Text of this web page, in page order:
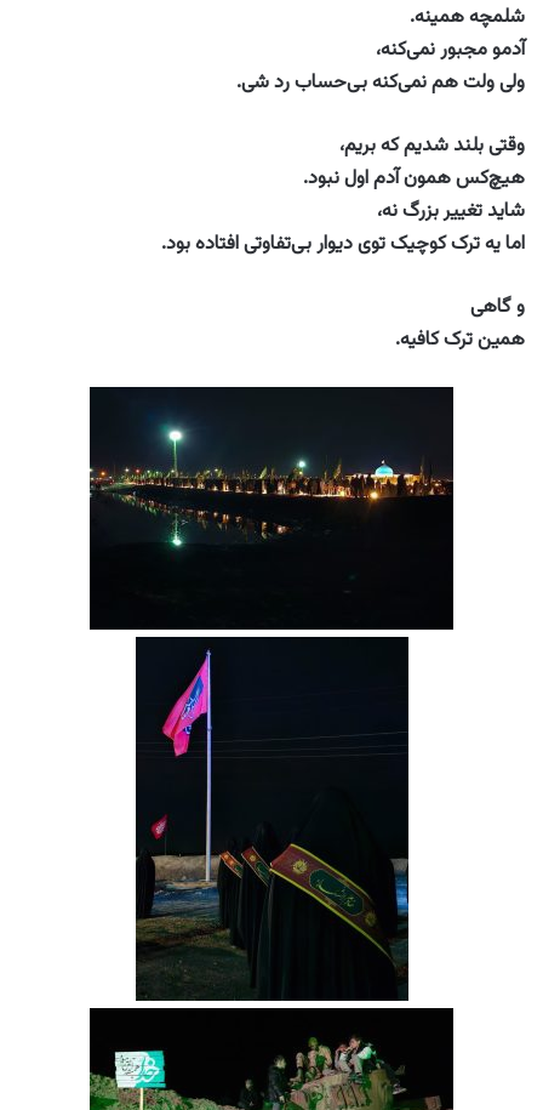
شلمچه همینه.
آدمو مجبور نمی‌کنه،
ولی ولت هم نمی‌کنه بی‌حساب رد شی.
وقتی بلند شدیم که بریم،
هیچ‌کس همون آدم اول نبود.
شاید تغییر بزرگ نه،
اما یه ترک کوچیک توی دیوار بی‌تفاوتی افتاده بود.
و گاهی
همین ترک کافیه.